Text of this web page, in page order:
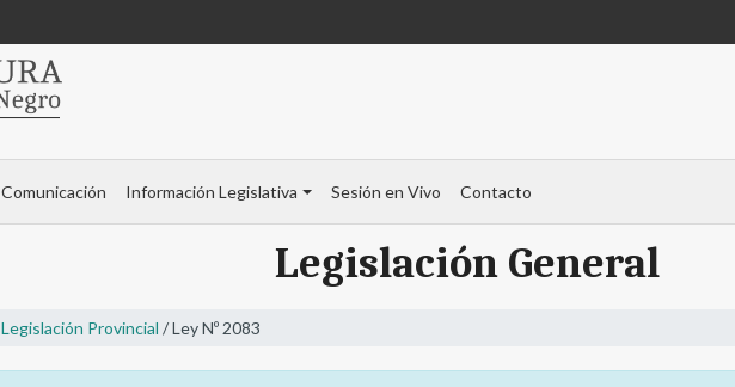
Comunicación Información Legislativa Sesión en Vivo Contacto
Legislación General
Legislación Provincial / Ley Nº 2083